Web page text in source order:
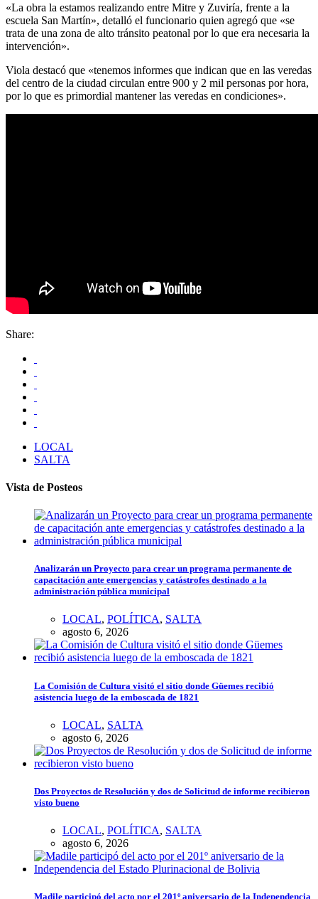
«La obra la estamos realizando entre Mitre y Zuviría, frente a la
escuela San Martín», detalló el funcionario quien agregó que «se
trata de una zona de alto tránsito peatonal por lo que era necesaria la
intervención».
Viola destacó que «tenemos informes que indican que en las veredas
del centro de la ciudad circulan entre 900 y 2 mil personas por hora,
por lo que es primordial mantener las veredas en condiciones».
Share:
LOCAL
SALTA
Vista de Posteos
Analizarán un Proyecto para crear un programa permanente de
capacitación ante emergencias y catástrofes destinado a la
administración pública municipal
LOCAL, POLÍTICA, SALTA
agosto 6, 2026
La Comisión de Cultura visitó el sitio donde Güemes recibió
asistencia luego de la emboscada de 1821
LOCAL, SALTA
agosto 6, 2026
Dos Proyectos de Resolución y dos de Solicitud de informe recibieron
visto bueno
LOCAL, POLÍTICA, SALTA
agosto 6, 2026
Madile participó del acto por el 201º aniversario de la Independencia